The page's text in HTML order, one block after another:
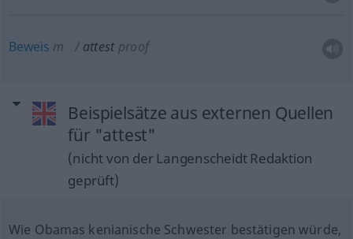
Beweis m attest proof
Beispielsätze aus externen Quellen
für "attest"
(nicht von der Langenscheidt Redaktion
geprüft)
Wie Obamas kenianische Schwester bestätigen würde,